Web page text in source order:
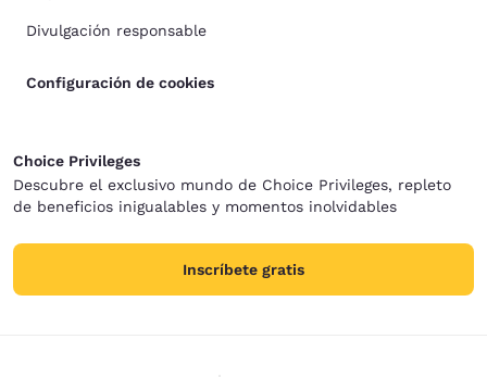
Divulgación responsable
Configuración de cookies
Choice Privileges
Descubre el exclusivo mundo de Choice Privileges, repleto
de beneficios inigualables y momentos inolvidables
Inscríbete gratis